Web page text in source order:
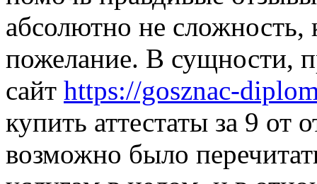
абсолютно не сложность,
пожелание. В сущности,
сайт https://gosznac-
купить аттестаты за 9
возможно было